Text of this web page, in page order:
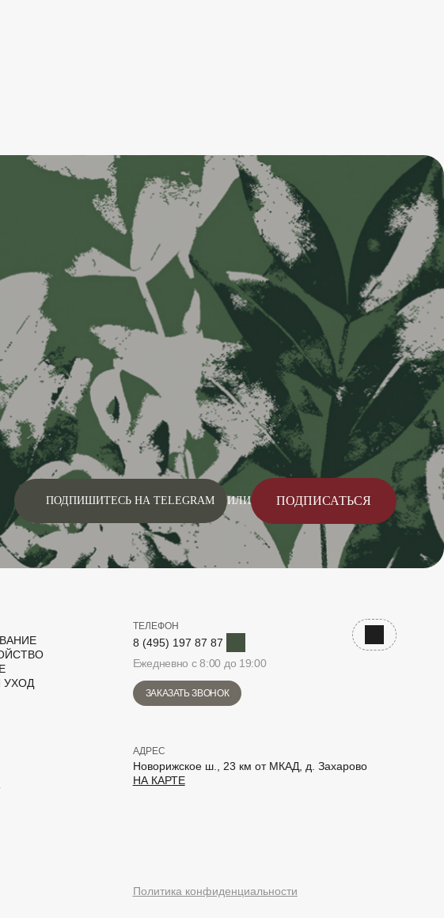
ПОДПИШИТЕСЬ НА TELEGRAM ИЛИ ПОДПИСАТЬСЯ
УХОД
АДРЕС
Новорижское ш., 23 км от МКАД, д. Захарово
НА КАРТЕ
ТЕЛЕФОН
8 (495) 197 87 87
Ежедневно с 8:00 до 19:00
ЗАКАЗАТЬ ЗВОНОК
Наверх
Политика конфиденциальности